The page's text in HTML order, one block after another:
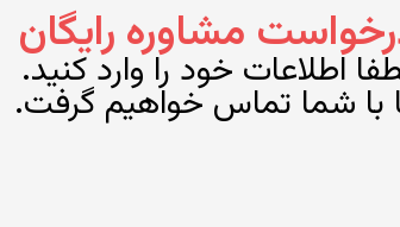
مشاوره رایگان
اطلاعات خود را وارد کنید.
با شما تماس خواهیم گرفت.